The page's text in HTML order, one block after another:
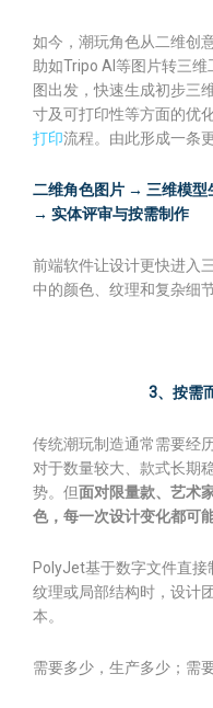
如今，潮玩角色从二维创
助如Tripo AI等图片转三
图出发，快速生成初步三
寸及可打印性等方面的优
打印流程。由此形成一条
二维角色图片 → 三维模
→ 实体评审与按需制作
前端软件让设计更快进入
中的颜色、纹理和复杂细
3、按需
传统潮玩制造通常需要经
对于数量较大、款式长期
势。但面对限量款、艺术
色，每一次设计变化都可
PolyJet基于数字文件直接
纹理或局部结构时，设计
本。
需要多少，生产多少；需